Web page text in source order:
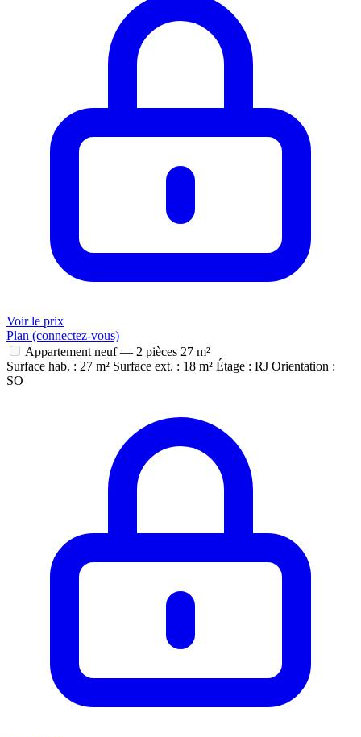
Voir le prix
Plan (connectez-vous)
Appartement neuf — 2 pièces 27 m²
Surface hab. : 27 m² Surface ext. : 18 m² Étage : RJ Orientation :
SO